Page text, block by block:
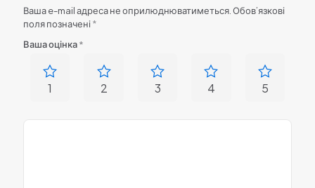
Ваша e-mail адреса не оприлюднюватиметься. Обов’язкові
поля позначені *
Ваша оцінка*
1 2 3 4 5